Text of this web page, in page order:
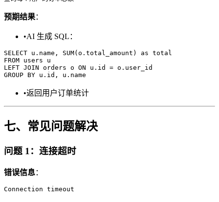
预期结果：
•AI 生成 SQL：
SELECT u.name, SUM(o.total_amount) as total
FROM users u
LEFT JOIN orders o ON u.id = o.user_id
•返回用户订单统计
七、常见问题解决
问题 1：连接超时
错误信息：